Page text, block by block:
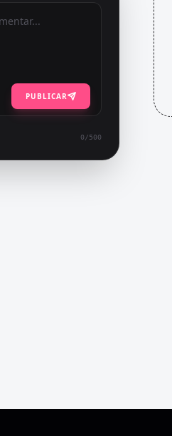
PUBLICAR
0/500